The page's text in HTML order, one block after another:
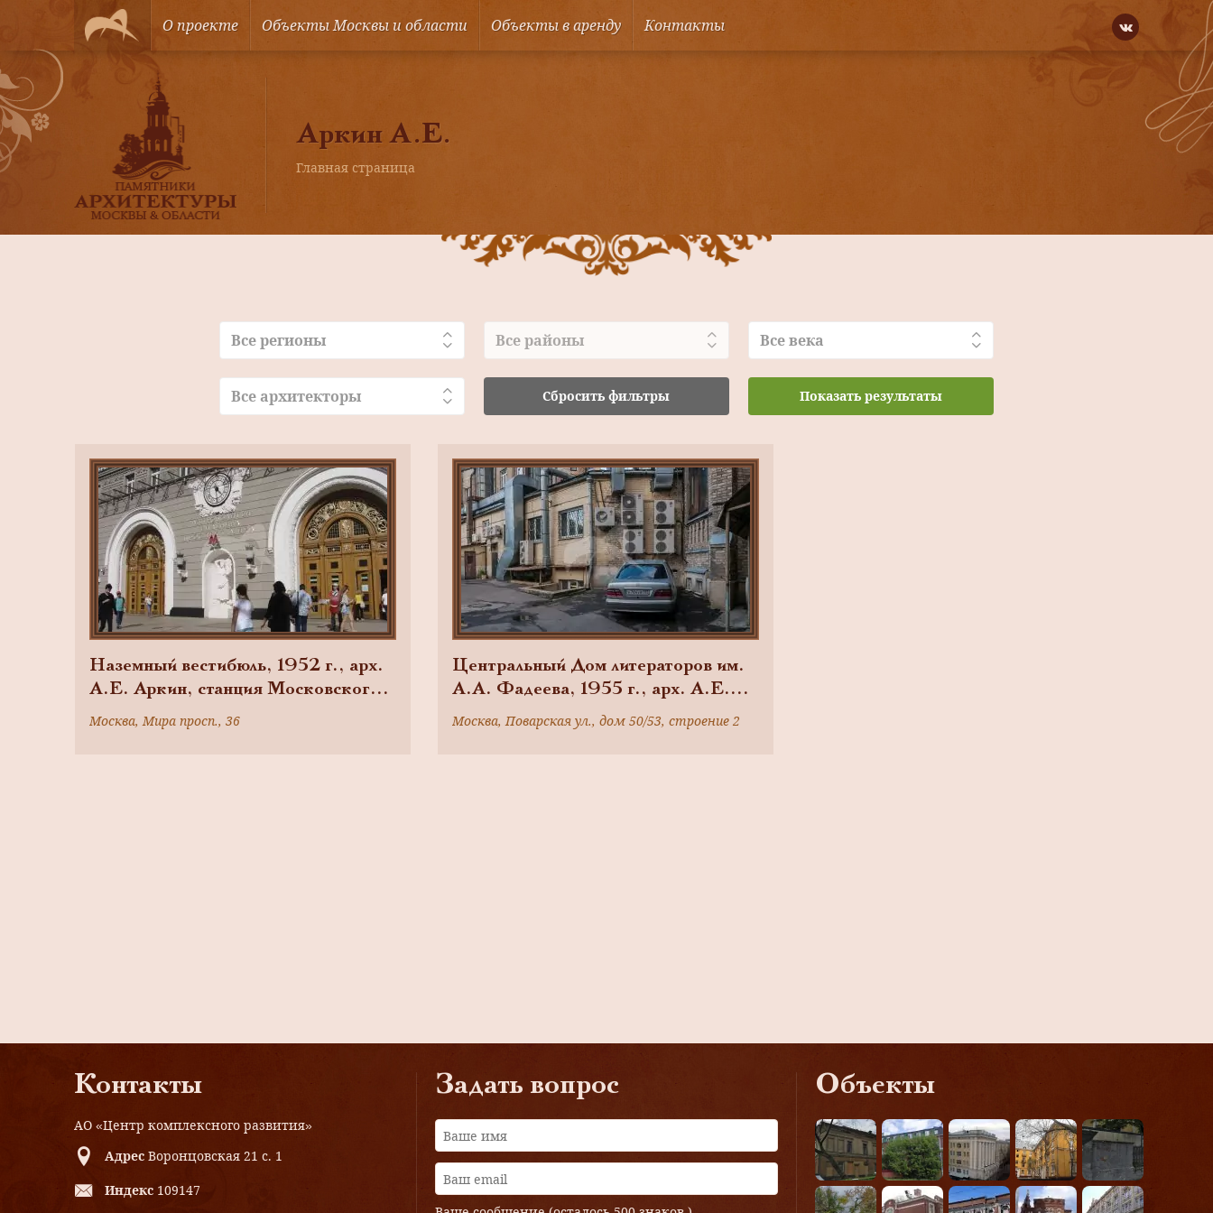
О проекте Объекты Москвы и области Объекты в аренду Контакты
Аркин А.Е.
Главная страница
Все регионы Все районы Все века
Все архитекторы Сбросить фильтры Показать результаты
Наземный вестибюль, 1952 г., арх.
А.Е. Аркин, станция Московского
метрополитена Кольцевой линии
Москва, Мира просп., 36
Центральный Дом литераторов им.
А.А. Фадеева, 1955 г., арх. А.Е.
Аркин. Здесь с 1930-х гг.
Москва, Поварская ул., дом 50/53, строение 2
Контакты
АО «Центр комплексного развития»
Адрес Воронцовская 21 с. 1
Индекс 109147
Задать вопрос Объекты